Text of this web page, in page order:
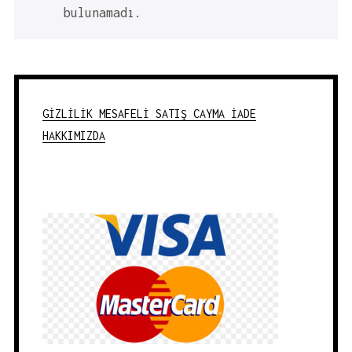
bulunamadı.
GİZLİLİK MESAFELİ SATIŞ CAYMA İADE
HAKKIMIZDA